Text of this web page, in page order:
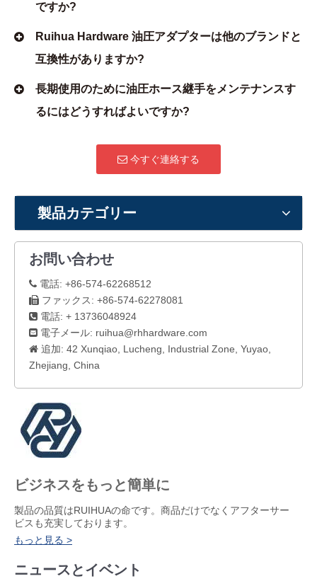
ですか?
Ruihua Hardware 油圧アダプターは他のブランドと
互換性がありますか?
長期使用のために油圧ホース継手をメンテナンスす
るにはどうすればよいですか?
今すぐ連絡する
製品カテゴリー
お問い合わせ
 電話: +86-574-62268512
 ファックス: +86-574-62278081
 電話: + 13736048924
 電子メール: ruihua@rhhardware.com
 追加: 42 Xunqiao, Lucheng, Industrial Zone, Yuyao,
Zhejiang, China
ビジネスをもっと簡単に
製品の品質はRUIHUAの命です。商品だけでなくアフターサー
ビスも充実しております。
もっと見る >
ニュースとイベント